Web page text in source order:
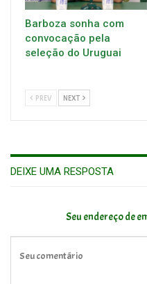
Barboza sonha com
convocação pela
seleção do Uruguai
PREV NEXT
DEIXE UMA RESPOSTA
Seu endereço de